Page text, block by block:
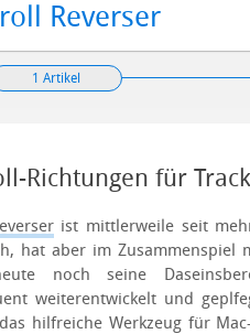
Reverser
1 Artikel
Richtungen für
ist mittlerweile seit
hat aber im Zusammenspiel
noch seine
weiterentwickelt und
hilfreiche Werkzeug für